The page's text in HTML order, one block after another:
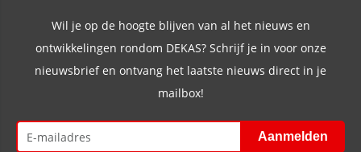
Wil je op de hoogte blijven van al het nieuws en
ontwikkelingen rondom DEKAS? Schrijf je in voor onze
nieuwsbrief en ontvang het laatste nieuws direct in je
mailbox!